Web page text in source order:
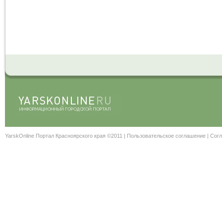
YarskOnline Портал Красноярского края ©2011 | Пользовательское соглашение |